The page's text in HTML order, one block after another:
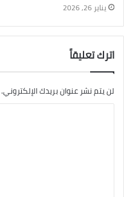
يناير 26, 2026
اترك تعليقاً
لن يتم نشر عنوان بريدك الإلكتروني.